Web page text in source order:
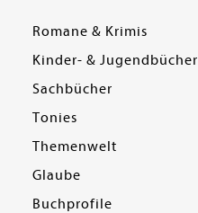
Romane & Krimis
Kinder- & Jugendbücher
Sachbücher
Tonies
Themenwelt
Glaube
Buchprofile